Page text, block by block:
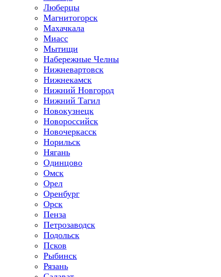
Люберцы
Магнитогорск
Махачкала
Миасс
Мытищи
Набережные Челны
Нижневартовск
Нижнекамск
Нижний Новгород
Нижний Тагил
Новокузнецк
Новороссийск
Новочеркасск
Норильск
Нягань
Одинцово
Омск
Орел
Оренбург
Орск
Пенза
Петрозаводск
Подольск
Псков
Рыбинск
Рязань